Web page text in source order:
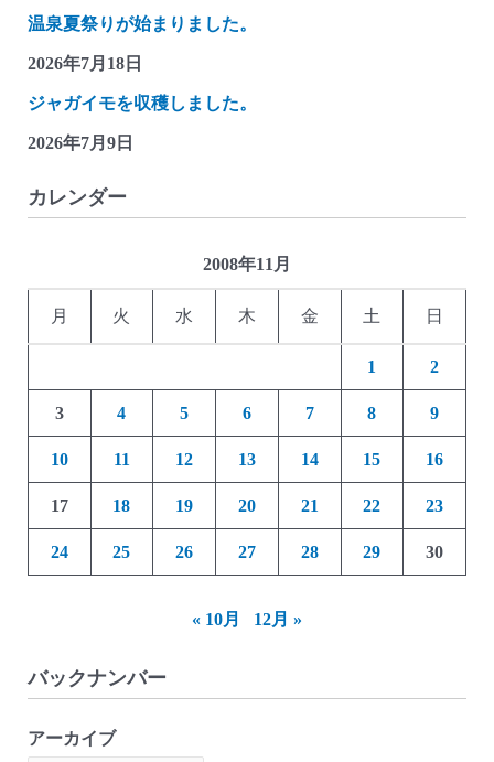
温泉夏祭りが始まりました。
2026年7月18日
ジャガイモを収穫しました。
2026年7月9日
カレンダー
2008年11月
月 火 水 木 金 土 日
1 2
3 4 5 6 7 8 9
10 11 12 13 14 15 16
17 18 19 20 21 22 23
24 25 26 27 28 29 30
« 10月 12月 »
バックナンバー
アーカイブ